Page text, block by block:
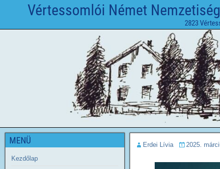
Vértessomlói Német
2823
Erdei Lívia 2025.
MENÜ
Kezdőlap